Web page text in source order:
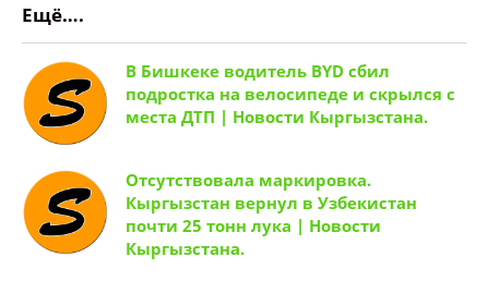
Ещё….
В Бишкеке водитель BYD сбил
подростка на велосипеде и скрылся с
места ДТП | Новости Кыргызстана.
Отсутствовала маркировка.
Кыргызстан вернул в Узбекистан
почти 25 тонн лука | Новости
Кыргызстана.